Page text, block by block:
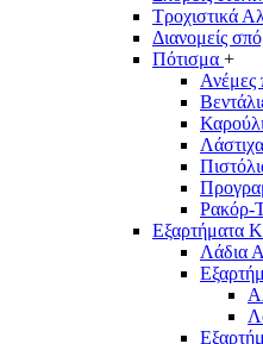
Τροχιστικά
Διανομείς
Πότισμα +
Ανέμες
Ρακόρ-
Εξαρτήματα
Λάδια